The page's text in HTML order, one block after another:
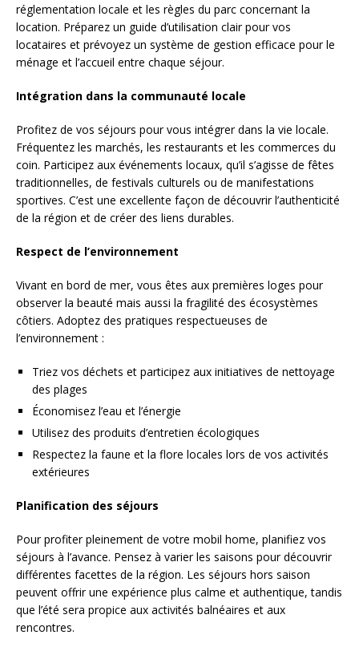
réglementation locale et les règles du parc concernant la
location. Préparez un guide d’utilisation clair pour vos
locataires et prévoyez un système de gestion efficace pour le
ménage et l’accueil entre chaque séjour.
Intégration dans la communauté locale
Profitez de vos séjours pour vous intégrer dans la vie locale.
Fréquentez les marchés, les restaurants et les commerces du
coin. Participez aux événements locaux, qu’il s’agisse de fêtes
traditionnelles, de festivals culturels ou de manifestations
sportives. C’est une excellente façon de découvrir l’authenticité
de la région et de créer des liens durables.
Respect de l’environnement
Vivant en bord de mer, vous êtes aux premières loges pour
observer la beauté mais aussi la fragilité des écosystèmes
côtiers. Adoptez des pratiques respectueuses de
l’environnement :
Triez vos déchets et participez aux initiatives de nettoyage
des plages
Économisez l’eau et l’énergie
Utilisez des produits d’entretien écologiques
Respectez la faune et la flore locales lors de vos activités
extérieures
Planification des séjours
Pour profiter pleinement de votre mobil home, planifiez vos
séjours à l’avance. Pensez à varier les saisons pour découvrir
différentes facettes de la région. Les séjours hors saison
peuvent offrir une expérience plus calme et authentique, tandis
que l’été sera propice aux activités balnéaires et aux
rencontres.